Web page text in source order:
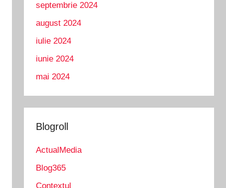
septembrie 2024
august 2024
iulie 2024
iunie 2024
mai 2024
Blogroll
ActualMedia
Blog365
Contextul